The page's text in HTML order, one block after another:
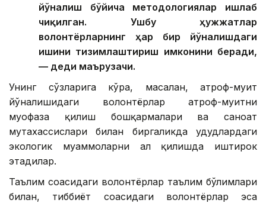
йўналиш бўйича методологиялар ишлаб
чиқилган. Ушбу ҳужжатлар
волонтёрларнинг ҳар бир йўналишдаги
ишини тизимлаштириш имконини беради,
— деди маърузачи.
Унинг сўзларига кўра, масалан, атроф-муҳит
йўналишидаги волонтёрлар атроф-муҳитни
муҳофаза қилиш бошқармалари ва саноат
мутахассислари билан биргаликда ҳудудлардаги
экологик муаммоларни ҳал қилишда иштирок
этадилар.
Таълим соҳасидаги волонтёрлар таълим бўлимлари
билан, тиббиёт соҳасидаги волонтёрлар эса